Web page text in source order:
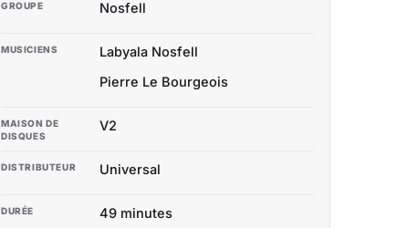
GROUPE Nosfell
MUSICIENS
Labyala Nosfell
Pierre Le Bourgeois
MAISON DE
DISQUES
V2
DISTRIBUTEUR Universal
DURÉE 49 minutes